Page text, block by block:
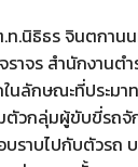
.นิธิธร จินตกาน
ราจร สำนักงาน
กษณะที่ประมาท
วกลุ่มผู้ขับขี่รถจั
าบไปกับตัวรถ